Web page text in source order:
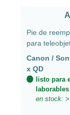
Pie de
para
140 (140
VP-140 (140
Canon /
x QD
listo para
laborables
en stock: